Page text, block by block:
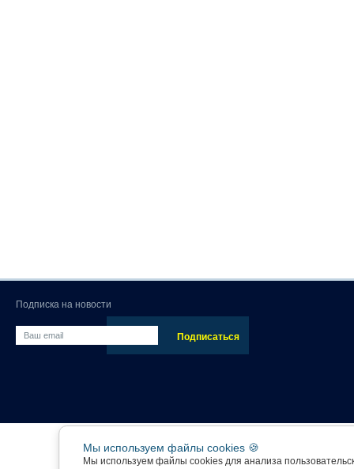
Подписка на новости
Мы используем файлы cookies 🍪
Мы используем файлы cookies для анализа